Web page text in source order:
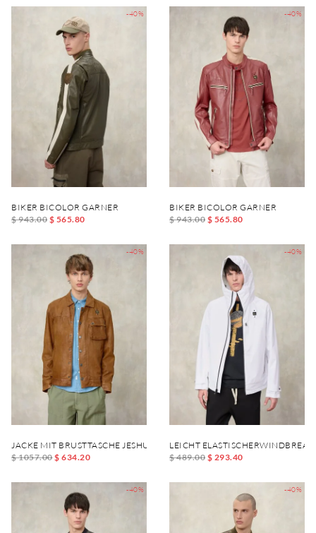
-40%
BIKER BICOLOR GARNER
$ 943.00 $ 565.80
-40%
BIKER BICOLOR GARNER
$ 943.00 $ 565.80
-40%
JACKE MIT BRUSTTASCHE JESHURUN
$ 1057.00$ 634.20
-40%
LEICHT
$ 489.00 $ 293.40
-40% -40%